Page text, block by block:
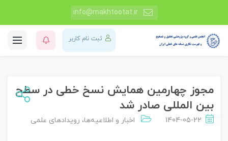
info@makhtootat.ir
ثبت نام کاربر
مجوز چهارمین همایش نسخ خطی در سطح
بین المللی صادر شد
1404-05-22 اخبار و اطلاعیه‌ها، رویدادهای علمی